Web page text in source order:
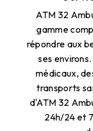
ATM 32
gamme
répondre aux
ses
médicaux,
transports
d'ATM 32
24h/24 et